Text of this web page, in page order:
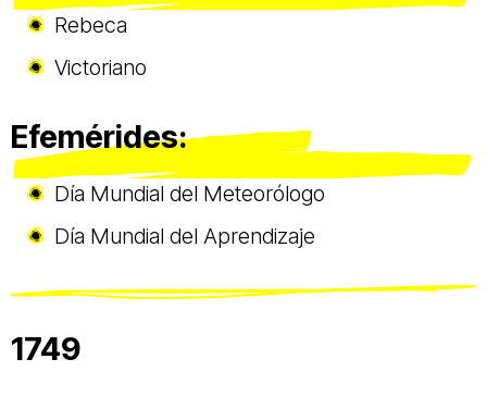
Rebeca
Victoriano
Efemérides:
Día Mundial del Meteorólogo
Día Mundial del Aprendizaje
1749